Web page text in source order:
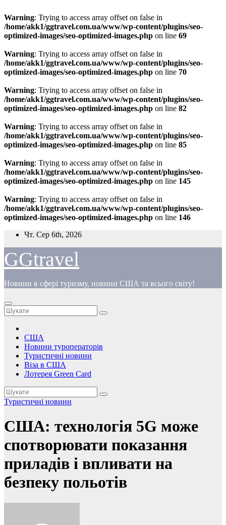
Warning: Trying to access array offset on false in
/home/akk1/ggtravel.com.ua/www/wp-content/plugins/seo-
optimized-images/seo-optimized-images.php on line 69
Warning: Trying to access array offset on false in
/home/akk1/ggtravel.com.ua/www/wp-content/plugins/seo-
optimized-images/seo-optimized-images.php on line 70
Warning: Trying to access array offset on false in
/home/akk1/ggtravel.com.ua/www/wp-content/plugins/seo-
optimized-images/seo-optimized-images.php on line 82
Warning: Trying to access array offset on false in
/home/akk1/ggtravel.com.ua/www/wp-content/plugins/seo-
optimized-images/seo-optimized-images.php on line 85
Warning: Trying to access array offset on false in
/home/akk1/ggtravel.com.ua/www/wp-content/plugins/seo-
optimized-images/seo-optimized-images.php on line 145
Warning: Trying to access array offset on false in
/home/akk1/ggtravel.com.ua/www/wp-content/plugins/seo-
optimized-images/seo-optimized-images.php on line 146
Перейти
вмісту
Чт. Сер 6th, 2026
GGtravel
Новини в сфері туризму, новини США та всього світу!
США
Новини туроператорів
Туристичні новини
Віза в США
Лотерея Green Card
Туристичні новини
США: технологія 5G може
спотворювати показання
приладів і впливати на
безпеку польотів